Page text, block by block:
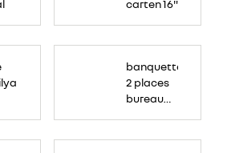
carten 16"
banquette
2 places
bureau